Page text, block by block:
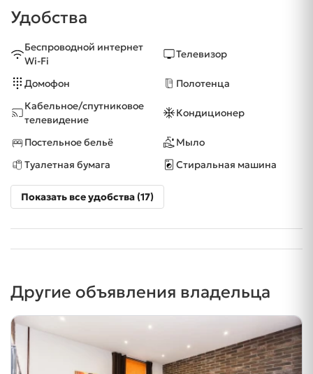
Удобства
Беспроводной интернет
Wi-Fi
Телевизор
Домофон
Полотенца
Кабельное/спутниковое
телевидение
Кондиционер
Постельное бельё
Мыло
Туалетная бумага
Стиральная машина
Показать все удобства (17)
Другие объявления владельца